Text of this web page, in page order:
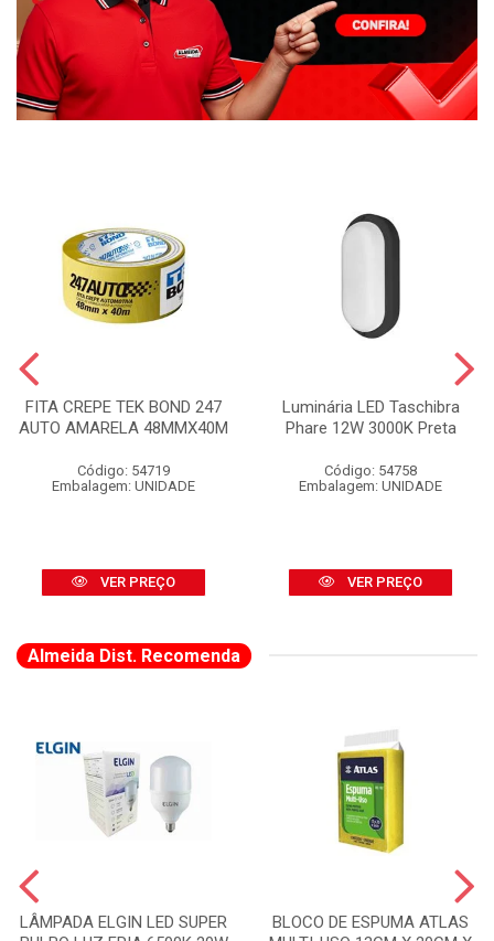
FITA CREPE TEK BOND 247
AUTO AMARELA 48MMX40M
Código: 54719
Embalagem: UNIDADE
VER PREÇO
Luminária LED Taschibra
Phare 12W 3000K Preta
Código: 54758
Embalagem: UNIDADE
VER PREÇO
Almeida Dist. Recomenda
LÂMPADA ELGIN LED SUPER
BLOCO DE ESPUMA ATLAS